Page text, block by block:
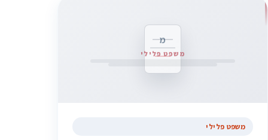
מ
משפט פלילי
משפט פלילי